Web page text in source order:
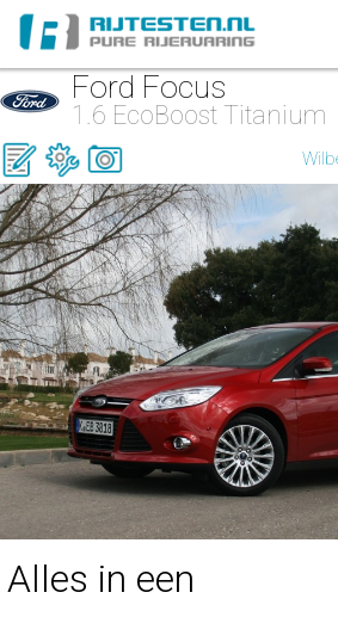
Ford Focus
1.6 EcoBoost Titanium
Alles in een